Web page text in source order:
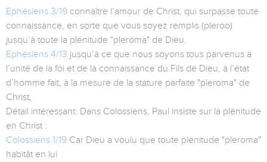
Ephésiens 3/19 connaître l’amour de Christ, qui surpasse toute
connaissance, en sorte que vous soyez remplis (pleroo)
jusqu’à toute la plénitude "pleroma" de Dieu.
Ephésiens 4/13 jusqu’à ce que nous soyons tous parvenus à
l’unité de la foi et de la connaissance du Fils de Dieu, à l’état
d’homme fait, à la mesure de la stature parfaite "pleroma" de
Christ,
Détail intéressant: Dans Colossiens, Paul insiste sur la plénitude
en Christ :
Colossiens 1/19 Car Dieu a voulu que toute plénitude "pleroma"
habitât en lui